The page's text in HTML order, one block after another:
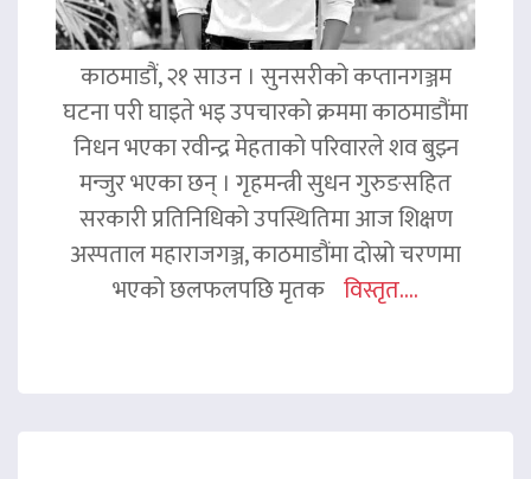
काठमाडौं, २१ साउन । सुनसरीको कप्तानगञ्जम
घटना परी घाइते भइ उपचारको क्रममा काठमाडौंमा
निधन भएका रवीन्द्र मेहताको परिवारले शव बुझ्न
मन्जुर भएका छन् । गृहमन्त्री सुधन गुरुङसहित
सरकारी प्रतिनिधिको उपस्थितिमा आज शिक्षण
अस्पताल महाराजगञ्ज, काठमाडौंमा दोस्रो चरणमा
भएको छलफलपछि मृतक विस्तृत....